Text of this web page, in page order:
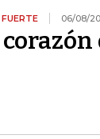
06/08/